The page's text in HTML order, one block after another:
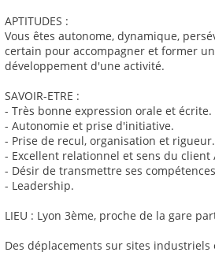
APTITUDES :
Vous êtes autonome, dynamique,
certain pour accompagner et former
développement d'une activité.
SAVOIR-ETRE :
- Très bonne expression orale et écrite.
- Autonomie et prise d'initiative.
- Prise de recul, organisation et rigueur.
- Excellent relationnel et sens du client
- Désir de transmettre ses
- Leadership.
LIEU : Lyon 3ème, proche de la gare
Des déplacements sur sites industriels